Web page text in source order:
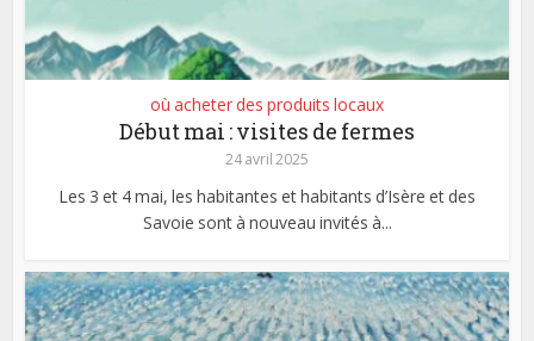
où acheter des produits locaux
Début mai : visites de fermes
24 avril 2025
Les 3 et 4 mai, les habitantes et habitants d’Isère et des
Savoie sont à nouveau invités à...